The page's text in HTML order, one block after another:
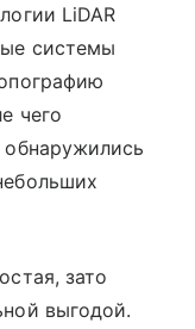
LiDAR
системы
чего
зато
выгодой.